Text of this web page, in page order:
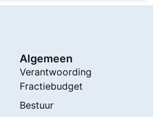
Algemeen
Verantwoording
Fractiebudget
Bestuur